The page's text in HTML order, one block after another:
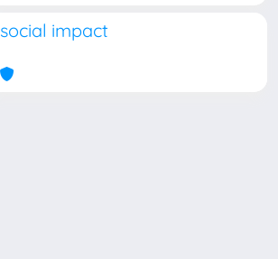
social impact